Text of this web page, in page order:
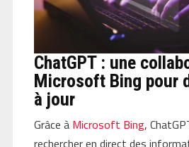
ChatGPT : une
Microsoft Bing pour
à jour
Grâce à Microsoft Bing,